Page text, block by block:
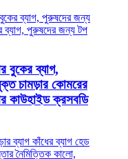
বুকের ব্যাগ,
চামড়ার কোমরের
কাউহাইড ক্রসবডি